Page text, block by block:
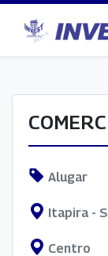
Alugar
Itapira -
Centro